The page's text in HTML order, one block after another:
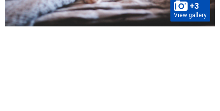
+3
View gallery